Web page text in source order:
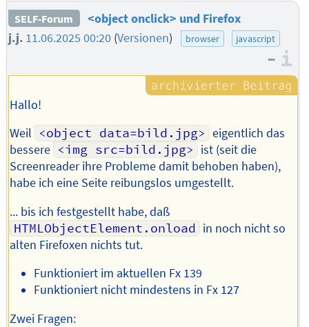
SELF-Forum
<object onclick> und Firefox
j.j. 11.06.2025 00:20 (Versionen) browser javascript
–
Hallo!
Weil <object data=bild.jpg> eigentlich das
bessere <img src=bild.jpg> ist (seit die
Screenreader ihre Probleme damit behoben haben),
habe ich eine Seite reibungslos umgestellt.
... bis ich festgestellt habe, daß
HTMLObjectElement.onload in noch nicht so
alten Firefoxen nichts tut.
Funktioniert im aktuellen Fx 139
Funktioniert nicht mindestens in Fx 127
Zwei Fragen: